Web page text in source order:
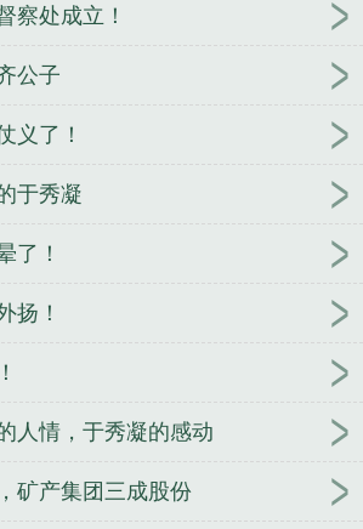
察处成立！
公子
义了！
于秀凝
了！
扬！
人情，于秀凝的感动
矿产集团三成股份